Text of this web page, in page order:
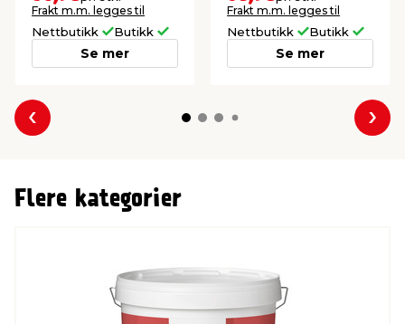
Frakt m.m. legges til
Nettbutikk Butikk
Se mer
Frakt m.m. legges til
Nettbutikk Butikk
Se mer
Forrige
Flere kategorier